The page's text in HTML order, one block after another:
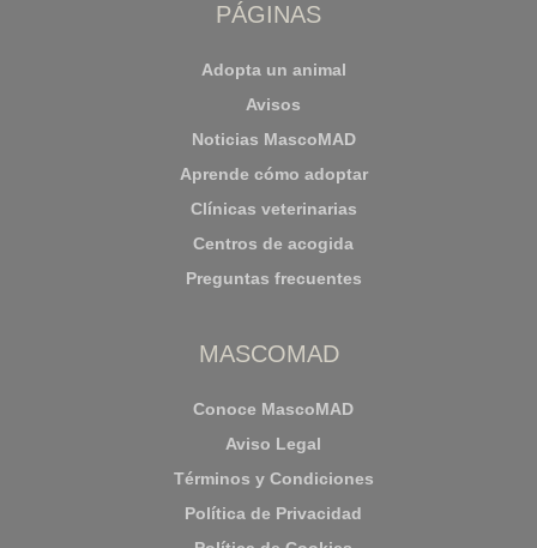
PÁGINAS
Adopta un animal
Avisos
Noticias MascoMAD
Aprende cómo adoptar
Clínicas veterinarias
Centros de acogida
Preguntas frecuentes
MASCOMAD
Conoce MascoMAD
Aviso Legal
Términos y Condiciones
Política de Privacidad